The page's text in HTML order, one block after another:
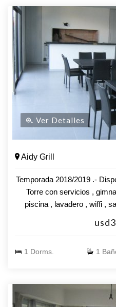
Ver Detalles
Aidy Grill
Temporada 2018/2019 .-
Torre con servicios ,
piscina , lavadero , wiffi ,
playa Mansa y Playa Brava ,
1 Dorms. 1